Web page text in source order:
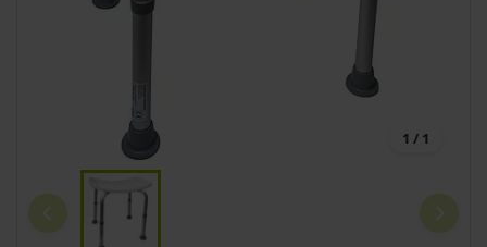
1 / 1